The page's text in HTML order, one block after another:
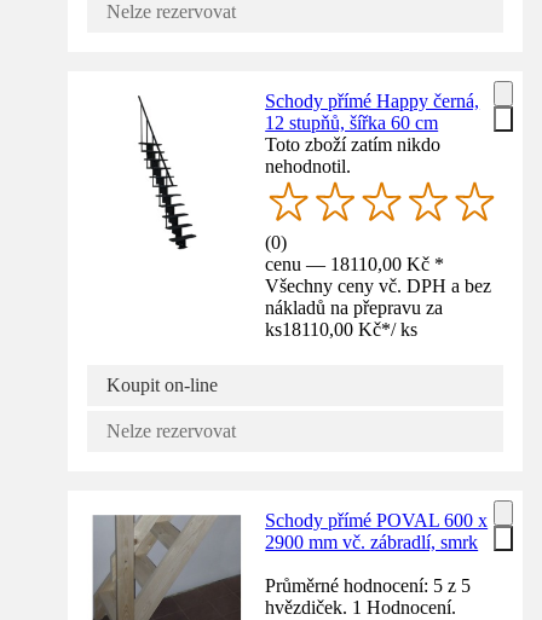
Nelze rezervovat
Schody přímé Happy černá,
12 stupňů, šířka 60 cm
Toto zboží zatím nikdo
nehodnotil.
(0)
cenu — 18110,00 Kč *
Všechny ceny vč. DPH a bez
nákladů na přepravu za
ks18110,00 Kč*/ ks
Koupit on-line
Nelze rezervovat
Schody přímé POVAL 600 x
2900 mm vč. zábradlí, smrk
Průměrné hodnocení: 5 z 5
hvězdiček. 1 Hodnocení.